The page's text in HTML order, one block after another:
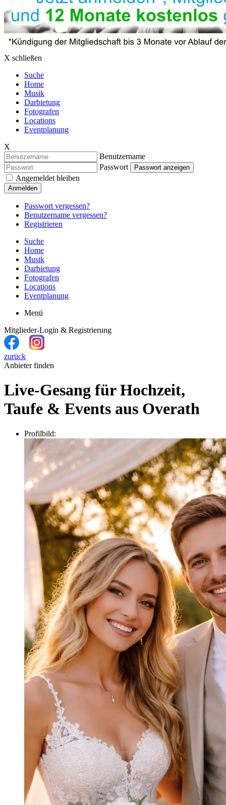
X schließen
Suche
Home
Musik
Darbietung
Fotografen
Locations
Eventplanung
X
Benutzername
Passwort
Passwort anzeigen
Angemeldet bleiben
Anmelden
Passwort vergessen?
Benutzername vergessen?
Registrieren
Suche
Home
Musik
Darbietung
Fotografen
Locations
Eventplanung
Menü
Mitglieder-Login & Registrierung
zurück
Anbieter finden
Live-Gesang für Hochzeit,
Taufe & Events aus Overath
Profilbild: